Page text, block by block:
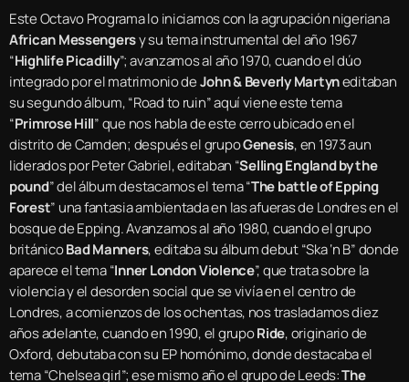
Este Octavo Programa lo iniciamos con la agrupación nigeriana
African Messengersy su tema instrumental del año 1967
“Highlife Picadilly”; avanzamos al año 1970, cuando el dúo
integrado por el matrimonio deJohn & Beverly Martyneditaban
su segundo álbum, “Road to ruin” aquí viene este tema
“Primrose Hill” que nos habla de este cerro ubicado en el
distrito de Camden; después el grupoGenesis, en 1973 aun
liderados por Peter Gabriel, editaban “Selling England by the
pound” del álbum destacamos el tema “The battle of Epping
Forest” una fantasia ambientada en las afueras de Londres en el
bosque de Epping. Avanzamos al año 1980, cuando el grupo
británicoBad Manners, editaba su álbum debut “Ska ‘n B” donde
aparece el tema “Inner London Violence”, que trata sobre la
violencia y el desorden social que se vivía en el centro de
Londres, a comienzos de los ochentas, nos trasladamos diez
años adelante, cuando en 1990, el grupoRide, originario de
Oxford, debutaba con su EP homónimo, donde destacaba el
tema “Chelsea girl”; ese mismo año el grupo de Leeds:The